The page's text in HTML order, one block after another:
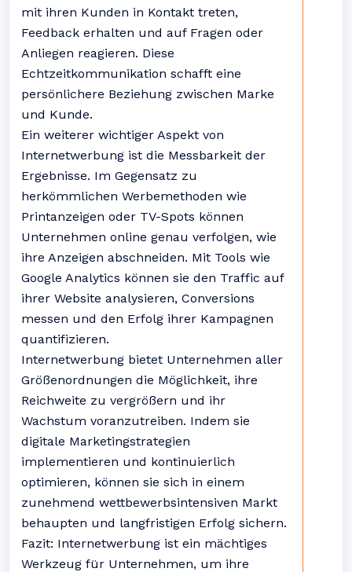
mit ihren Kunden in Kontakt treten,
Feedback erhalten und auf Fragen oder
Anliegen reagieren. Diese
Echtzeitkommunikation schafft eine
persönlichere Beziehung zwischen Marke
und Kunde.
Ein weiterer wichtiger Aspekt von
Internetwerbung ist die Messbarkeit der
Ergebnisse. Im Gegensatz zu
herkömmlichen Werbemethoden wie
Printanzeigen oder TV-Spots können
Unternehmen online genau verfolgen, wie
ihre Anzeigen abschneiden. Mit Tools wie
Google Analytics können sie den Traffic auf
ihrer Website analysieren, Conversions
messen und den Erfolg ihrer Kampagnen
quantifizieren.
Internetwerbung bietet Unternehmen aller
Größenordnungen die Möglichkeit, ihre
Reichweite zu vergrößern und ihr
Wachstum voranzutreiben. Indem sie
digitale Marketingstrategien
implementieren und kontinuierlich
optimieren, können sie sich in einem
zunehmend wettbewerbsintensiven Markt
behaupten und langfristigen Erfolg sichern.
Fazit: Internetwerbung ist ein mächtiges
Werkzeug für Unternehmen, um ihre